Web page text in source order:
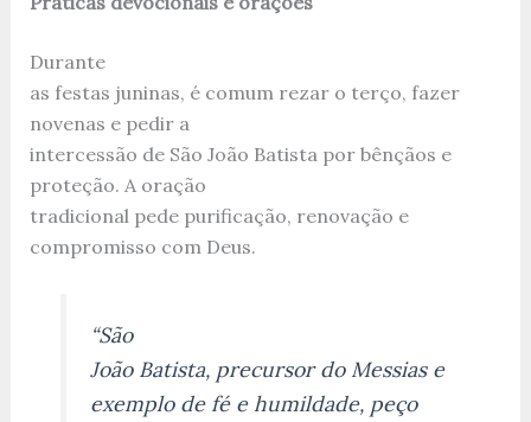
Durante
as festas juninas, é comum rezar o terço, fazer
novenas e pedir a
intercessão de São João Batista por bênçãos e
proteção. A oração
tradicional pede purificação, renovação e
compromisso com Deus.
“São
João Batista, precursor do Messias e
exemplo de fé e humildade, peço